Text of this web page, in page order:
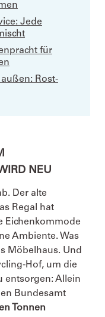
Jede
für
Rost-
NEU
Der alte
Regal hat
Eichenkommode
Ambiente. Was
Möbelhaus. Und
Hof, um die
entsorgen: Allein
Bundesamt
Tonnen